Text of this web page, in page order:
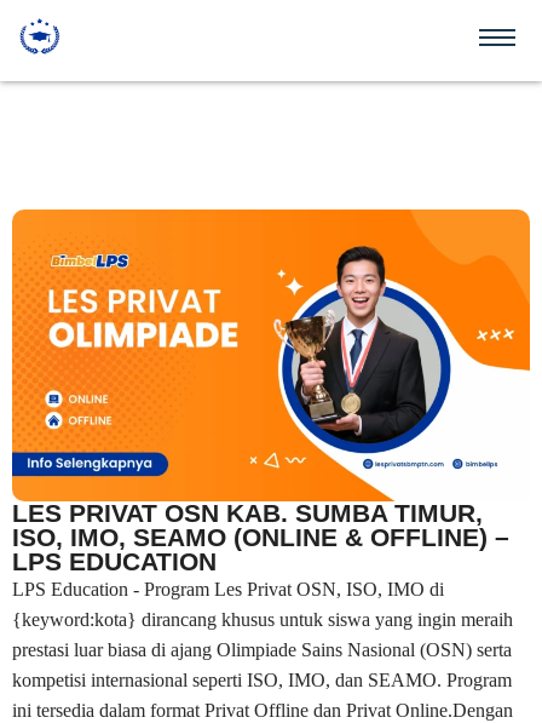
LES PRIVAT OSN KAB. SUMBA TIMUR,
ISO, IMO, SEAMO (ONLINE & OFFLINE) –
LPS EDUCATION
LPS Education - Program Les Privat OSN, ISO, IMO di
{keyword:kota} dirancang khusus untuk siswa yang ingin meraih
prestasi luar biasa di ajang Olimpiade Sains Nasional (OSN) serta
kompetisi internasional seperti ISO, IMO, dan SEAMO. Program
ini tersedia dalam format Privat Offline dan Privat Online.Dengan